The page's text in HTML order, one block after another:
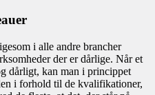
i alle andre brancher
der er dårlige. Når et
dårligt, kan man i princippet
i forhold til de kvalifikationer,